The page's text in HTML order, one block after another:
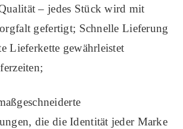
– jedes Stück wird mit
gefertigt; Schnelle Lieferung
Lieferkette gewährleistet
die die Identität jeder Marke